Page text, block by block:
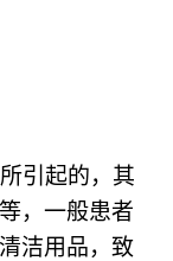
引起的，其
，一般患者
洁用品，致